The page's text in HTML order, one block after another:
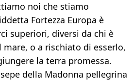
noi che stiamo
Fortezza Europa è
superiori, diversi da chi è
o a rischiato di esserlo,
la terra promessa.
della Madonna pellegrina